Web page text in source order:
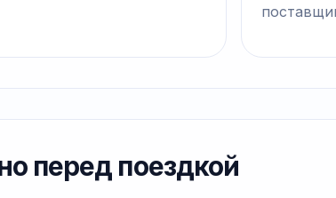
перед поездкой